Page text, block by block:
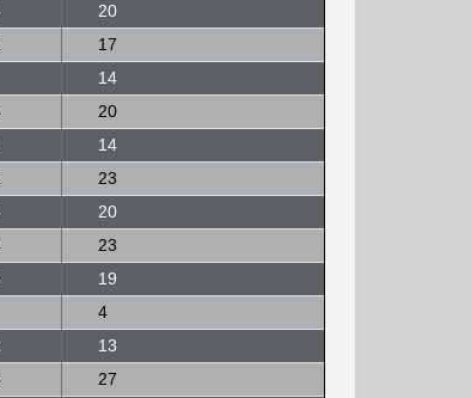
20
17
14
20
14
23
20
23
19
4
13
27